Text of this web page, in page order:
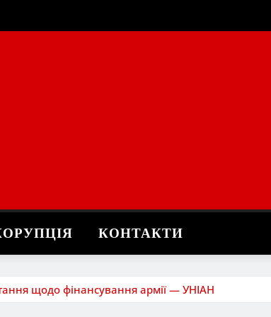
КОНТАКТИ
щодо фінансування армії — УНІАН